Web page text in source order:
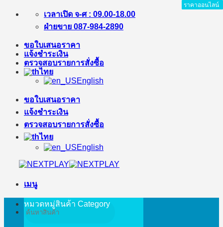
ข้าม
เนื้อหา
เวลาเปิด จ-ศ : 09.00-18.00
ฝ่ายขาย 087-984-2890
ขอใบเสนอราคา
แจ้งชำระเงิน
ตรวจสอบรายการสั่งซื้อ
ไทย
English
ขอใบเสนอราคา
แจ้งชำระเงิน
ตรวจสอบรายการสั่งซื้อ
ไทย
English
เมนู
ค้นหา:
หมวดหมู่สินค้า Category
ราคาออนไลน์
ราคาออนไลน์
ราคาออนไลน์
ราคาออนไลน์
ราคาออนไลน์
ราคาออนไลน์
ราคาออนไลน์
ราคาออนไลน์